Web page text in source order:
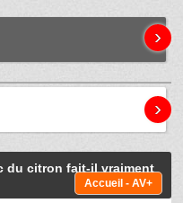
›
›
du citron fait-il vraiment
Accueil - AV+